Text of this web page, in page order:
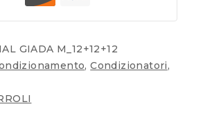
GIADA M_12+12+12
,Condizionatori,